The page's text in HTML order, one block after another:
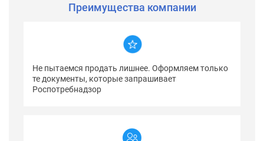
Преимущества компании
Не пытаемся продать лишнее. Оформляем только
те документы, которые запрашивает
Роспотребнадзор